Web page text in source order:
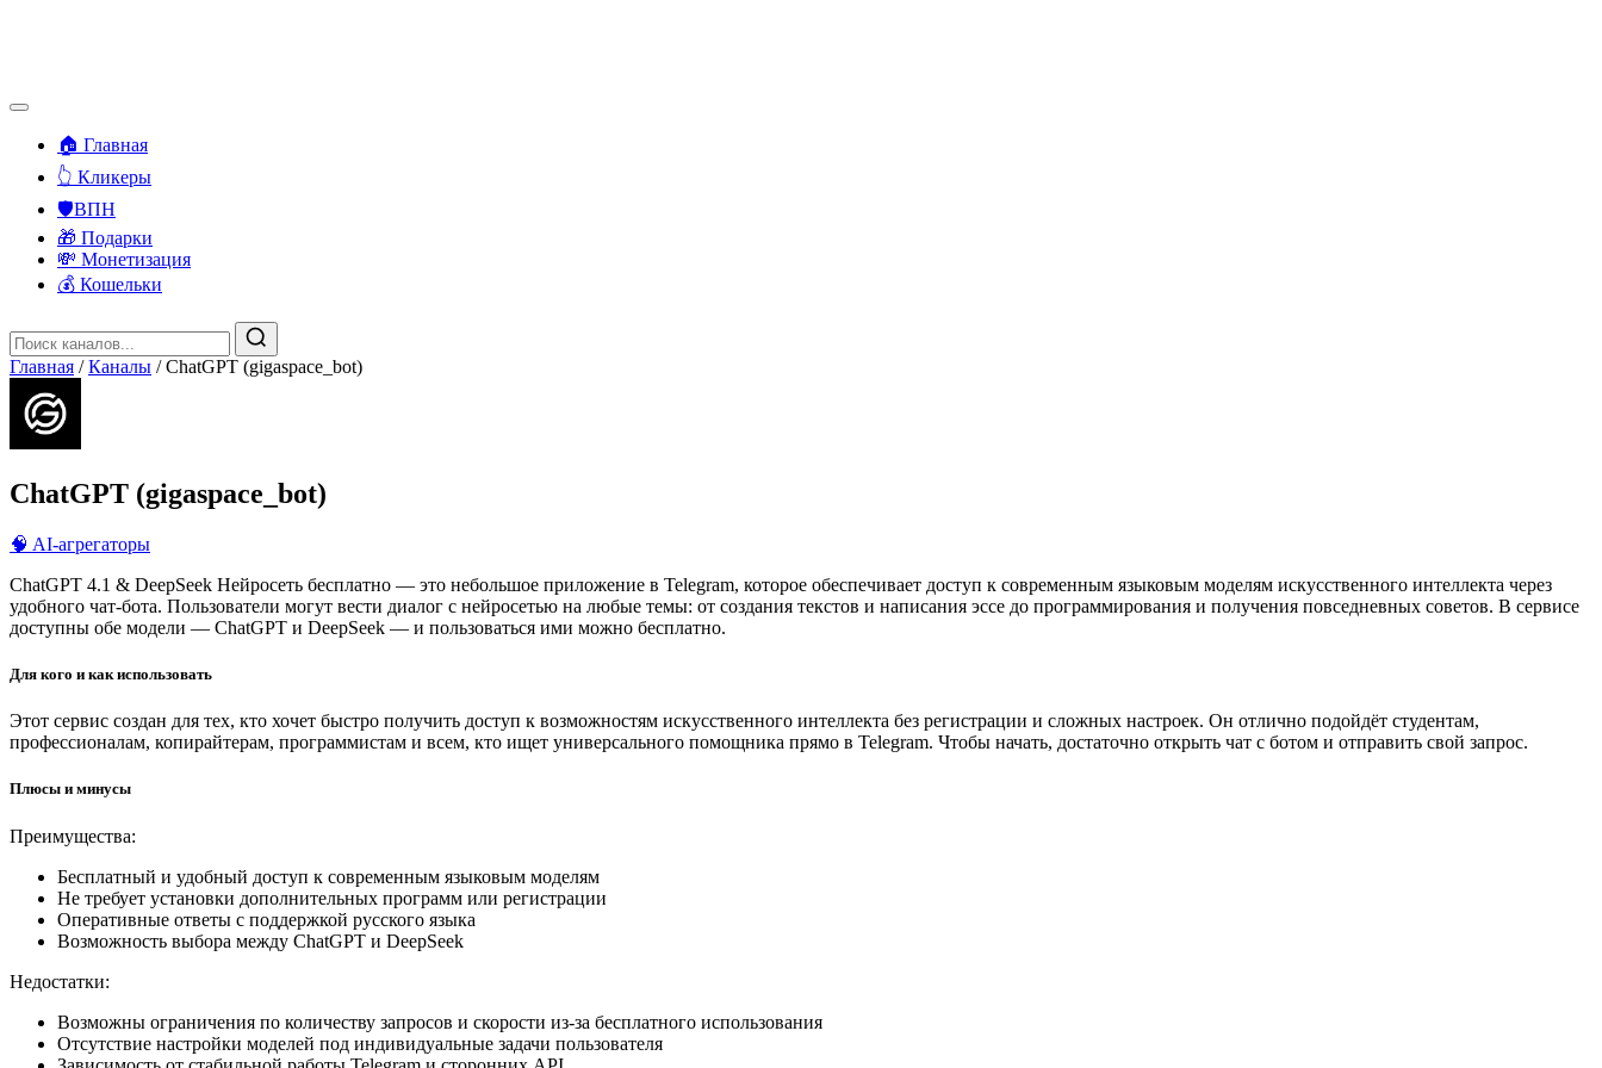
🏠 Главная
👆 Кликеры
🛡️ВПН
🎁 Подарки
💸 Монетизация
💰 Кошельки
Главная / Каналы / ChatGPT (gigaspace_bot)
ChatGPT (gigaspace_bot)
🧠 AI-агрегаторы
ChatGPT 4.1 & DeepSeek Нейросеть бесплатно — это небольшое приложение в Telegram, которое обеспечивает доступ к современным языковым моделям искусственного интеллекта через
удобного чат-бота. Пользователи могут вести диалог с нейросетью на любые темы: от создания текстов и написания эссе до программирования и получения повседневных советов. В сервисе
доступны обе модели — ChatGPT и DeepSeek — и пользоваться ими можно бесплатно.
Для кого и как использовать
Этот сервис создан для тех, кто хочет быстро получить доступ к возможностям искусственного интеллекта без регистрации и сложных настроек. Он отлично подойдёт студентам,
профессионалам, копирайтерам, программистам и всем, кто ищет универсального помощника прямо в Telegram. Чтобы начать, достаточно открыть чат с ботом и отправить свой запрос.
Плюсы и минусы
Преимущества:
Бесплатный и удобный доступ к современным языковым моделям
Не требует установки дополнительных программ или регистрации
Оперативные ответы с поддержкой русского языка
Возможность выбора между ChatGPT и DeepSeek
Недостатки:
Возможны ограничения по количеству запросов и скорости из-за бесплатного использования
Отсутствие настройки моделей под индивидуальные задачи пользователя